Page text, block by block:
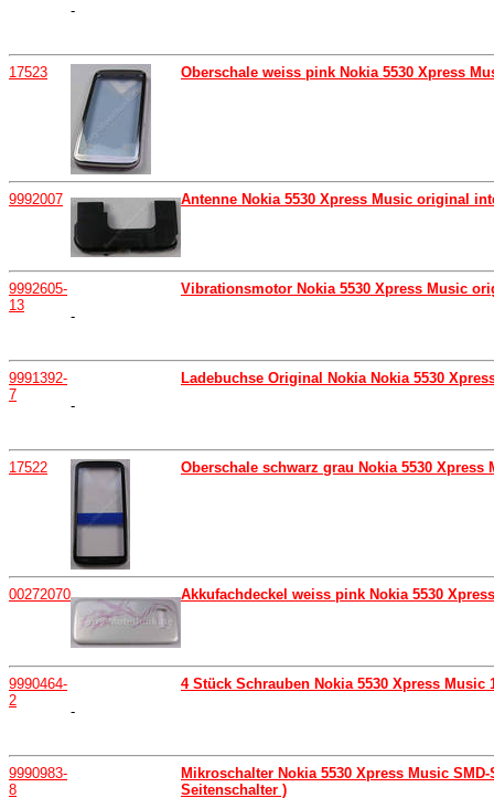
-
17523 Oberschale weiss pink Nokia 5530 Xpress
9992007 Antenne Nokia 5530 Xpress Music original
9992605-
13
-
Vibrationsmotor Nokia 5530 Xpress Music
9991392-
7
-
Ladebuchse Original Nokia Nokia 5530
17522 Oberschale schwarz grau Nokia 5530
00272070 Akkufachdeckel weiss pink Nokia 5530
9990464-
2
-
4 Stück Schrauben Nokia 5530 Xpress
9990983-
8
Mikroschalter Nokia 5530 Xpress Music
Seitenschalter )